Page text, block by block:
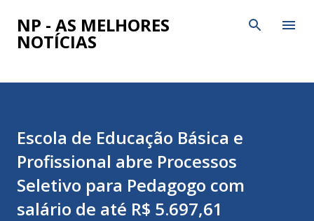
Pular para o conteúdo principal
NP - AS MELHORES
NOTÍCIAS
Escola de Educação Básica e
Profissional abre Processos
Seletivo para Pedagogo com
salário de até R$ 5.697,61